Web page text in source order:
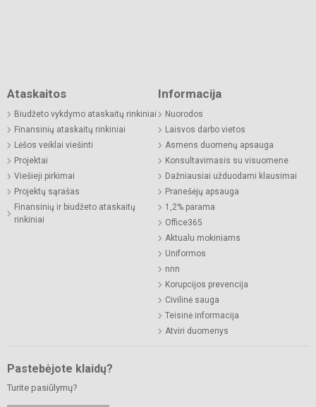
Ataskaitos
Biudžeto vykdymo ataskaitų rinkiniai
Finansinių ataskaitų rinkiniai
Lėšos veiklai viešinti
Projektai
Viešieji pirkimai
Projektų sąrašas
Finansinių ir biudžeto ataskaitų
rinkiniai
Informacija
Nuorodos
Laisvos darbo vietos
Asmens duomenų apsauga
Konsultavimasis su visuomene
Dažniausiai užduodami klausimai
Pranešėjų apsauga
1,2% parama
Office365
Aktualu mokiniams
Uniformos
nnn
Korupcijos prevencija
Civilinė sauga
Teisinė informacija
Atviri duomenys
Pastebėjote klaidų?
Turite pasiūlymų?